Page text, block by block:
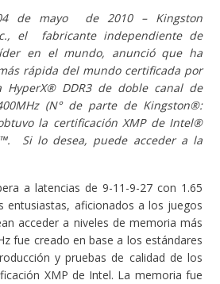
de mayo de 2010– Kingston
el fabricante independiente de
en el mundo, anunció que ha
rápida del mundo certificada por
DDR3 de doble canal de
(N° de parte de Kingston®:
obtuvo la certificación XMP de Intel®
Si lo desea, puede acceder a la
a latencias de 9-11-9-27 con 1.65
entusiastas, aficionados a los juegos
acceder a niveles de memoria más
fue creado en base a los estándares
y pruebas de calidad de los
XMP de Intel. La memoria fue